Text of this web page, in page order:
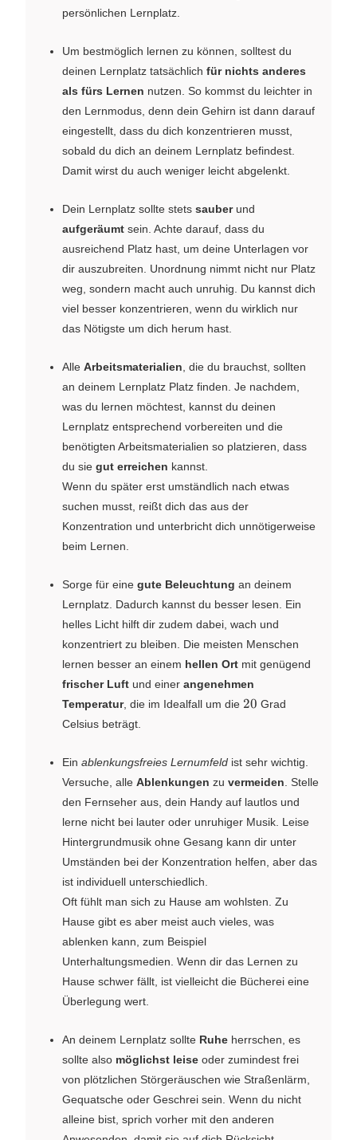
persönlichen Lernplatz.
Um bestmöglich lernen zu können, solltest du
deinen Lernplatz tatsächlich für nichts anderes
als fürs Lernen nutzen. So kommst du leichter in
den Lernmodus, denn dein Gehirn ist dann darauf
eingestellt, dass du dich konzentrieren musst,
sobald du dich an deinem Lernplatz befindest.
Damit wirst du auch weniger leicht abgelenkt.
Dein Lernplatz sollte stets sauberund
aufgeräumt sein. Achte darauf, dass du
ausreichend Platz hast, um deine Unterlagen vor
dir auszubreiten. Unordnung nimmt nicht nur Platz
weg, sondern macht auch unruhig. Du kannst dich
viel besser konzentrieren, wenn du wirklich nur
das Nötigste um dich herum hast.
Alle Arbeitsmaterialien , die du brauchst, sollten
an deinem Lernplatz Platz finden. Je nachdem,
was du lernen möchtest, kannst du deinen
Lernplatz entsprechend vorbereiten und die
benötigten Arbeitsmaterialien so platzieren, dass
du sie gut erreichen kannst.
Wenn du später erst umständlich nach etwas
suchen musst, reißt dich das aus der
Konzentration und unterbricht dich unnötigerweise
beim Lernen.
Sorge für eine gute Beleuchtung an deinem
Lernplatz. Dadurch kannst du besser lesen. Ein
helles Licht hilft dir zudem dabei, wach und
konzentriert zu bleiben. Die meisten Menschen
lernen besser an einem hellen Ort mit genügend
frischer Luft und einer angenehmen
Temperatur, die im Idealfall um die 20
20 Grad
Celsius beträgt.
Ein ablenkungsfreies Lernumfeld ist sehr wichtig.
Versuche, alle Ablenkungen zu vermeiden . Stelle
den Fernseher aus, dein Handy auf lautlos und
lerne nicht bei lauter oder unruhiger Musik. Leise
Hintergrundmusik ohne Gesang kann dir unter
Umständen bei der Konzentration helfen, aber das
ist individuell unterschiedlich.
Oft fühlt man sich zu Hause am wohlsten. Zu
Hause gibt es aber meist auch vieles, was
ablenken kann, zum Beispiel
Unterhaltungsmedien. Wenn dir das Lernen zu
Hause schwer fällt, ist vielleicht die Bücherei eine
Überlegung wert.
An deinem Lernplatz sollte Ruhe herrschen, es
sollte also möglichst leise oder zumindest frei
von plötzlichen Störgeräuschen wie Straßenlärm,
Gequatsche oder Geschrei sein. Wenn du nicht
alleine bist, sprich vorher mit den anderen